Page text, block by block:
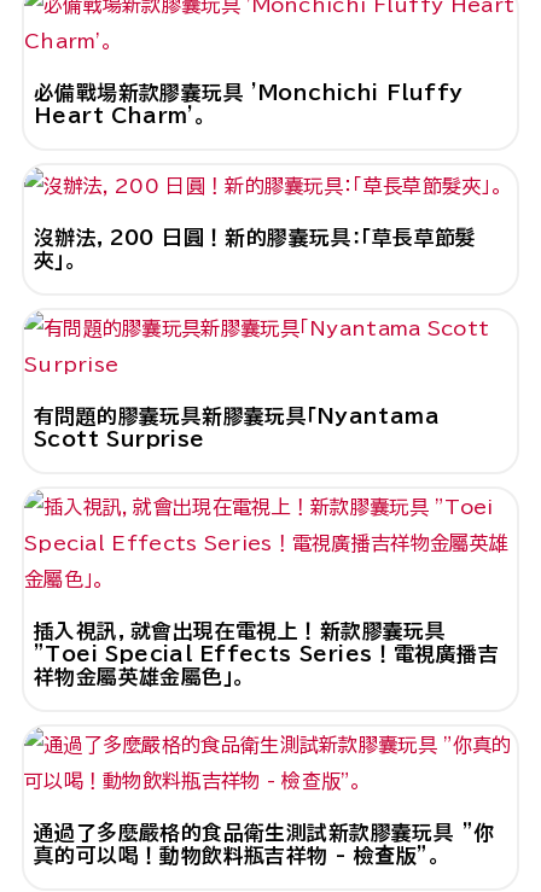
必備戰場新款膠囊玩具 'Monchichi Fluffy
Heart Charm'。
沒辦法，200 日圓！新的膠囊玩具：「草長草節髮
夾」。
有問題的膠囊玩具新膠囊玩具「Nyantama
Scott Surprise
插入視訊，就會出現在電視上！新款膠囊玩具
"Toei Special Effects Series！電視廣播吉
祥物金屬英雄金屬色」。
通過了多麼嚴格的食品衛生測試新款膠囊玩具 "你
真的可以喝！動物飲料瓶吉祥物 - 檢查版"。